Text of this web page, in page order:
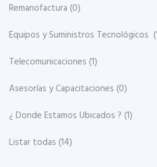
Remanofactura (0)
Equipos y Suministros Tecnológicos
Telecomunicaciones (1)
Asesorías y Capacitaciones (0)
¿ Donde Estamos Ubicados ? (1)
Listar todas (14)